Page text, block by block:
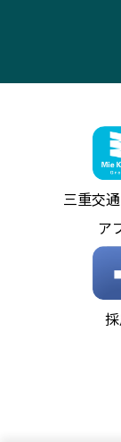
神都ライ
ミジュマ
参宮バス
神都バス
パールシャ
バス情報
コミュニ
バス・タ
異常事態
お客様駐
アイコン
インター
よくある
お問い合
ザ・バス
三重交通
ファンコ
お問い合
お知らせ
ニュースリ
お問い合
個人情報
ソーシャ
ホームペ
Notes
三重交
ア